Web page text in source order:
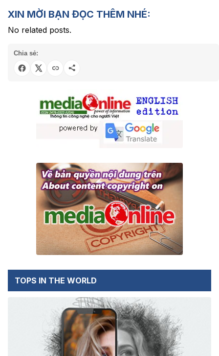
XIN MỜI BẠN ĐỌC THÊM NHÉ:
No related posts.
Chia sẻ:
TOPS IN THE WORLD